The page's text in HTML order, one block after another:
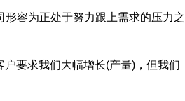
容为正处于努力跟上需求的压力之
户要求我们大幅增长(产量)，但我们